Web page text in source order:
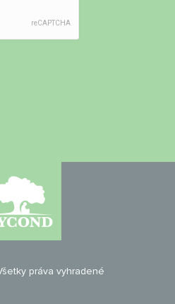
práva vyhradené